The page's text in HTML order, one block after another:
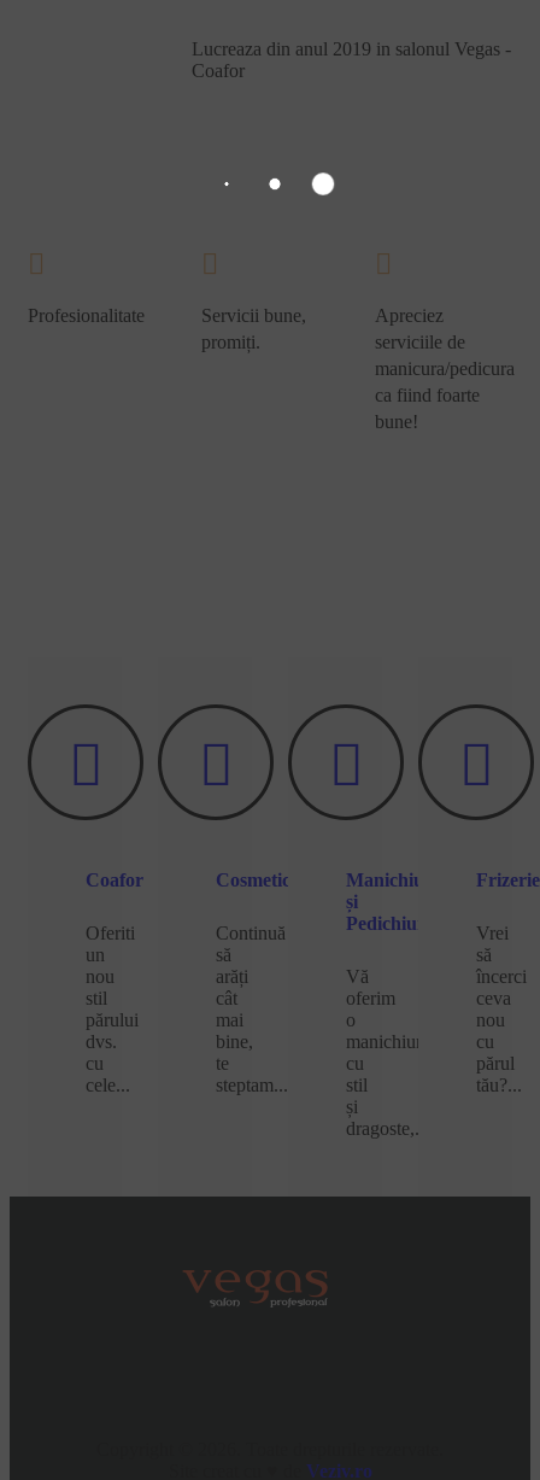
Lucreaza din anul 2019 in salonul Vegas -
Coafor
Profesionalitate
Servicii bune,
promiți.
Apreciez
serviciile de
manicura/pedicura
ca fiind foarte
bune!
Coafor
Oferiti
un
nou
stil
părului
dvs.
cu
cele...
Cosmetica
Continuă
să
arăți
cât
mai
bine,
te
steptam...
Manichiură
și
Pedichiură
Vă
oferim
o
manichiură
cu
stil
și
dragoste,...
Frizerie
Vrei
să
încerci
ceva
nou
cu
părul
tău?...
Veziv.ro